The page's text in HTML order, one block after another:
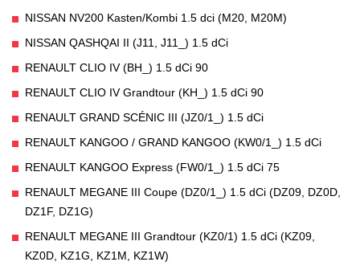
NISSAN NV200 Kasten/Kombi 1.5 dci (M20, M20M)
NISSAN QASHQAI II (J11, J11_) 1.5 dCi
RENAULT CLIO IV (BH_) 1.5 dCi 90
RENAULT CLIO IV Grandtour (KH_) 1.5 dCi 90
RENAULT GRAND SCÉNIC III (JZ0/1_) 1.5 dCi
RENAULT KANGOO / GRAND KANGOO (KW0/1_) 1.5 dCi
RENAULT KANGOO Express (FW0/1_) 1.5 dCi 75
RENAULT MEGANE III Coupe (DZ0/1_) 1.5 dCi (DZ09, DZ0D,
DZ1F, DZ1G)
RENAULT MEGANE III Grandtour (KZ0/1) 1.5 dCi (KZ09,
KZ0D, KZ1G, KZ1M, KZ1W)